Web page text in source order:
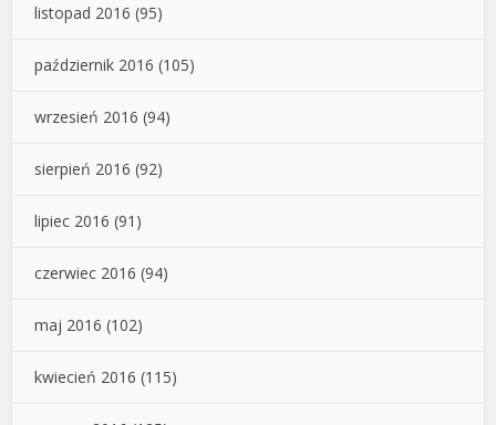
listopad 2016 (95)
październik 2016 (105)
wrzesień 2016 (94)
sierpień 2016 (92)
lipiec 2016 (91)
czerwiec 2016 (94)
maj 2016 (102)
kwiecień 2016 (115)